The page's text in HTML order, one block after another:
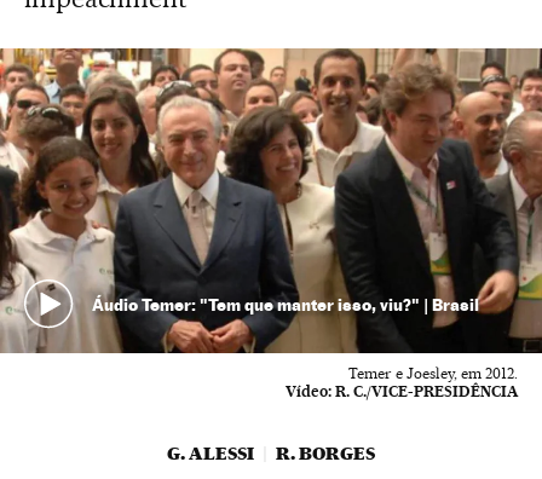
Áudio Temer: "Tem que manter isso, viu?" | Brasil
Temer e Joesley, em 2012.
Vídeo: R. C./VICE-PRESIDÊNCIA
G. ALESSI R. BORGES